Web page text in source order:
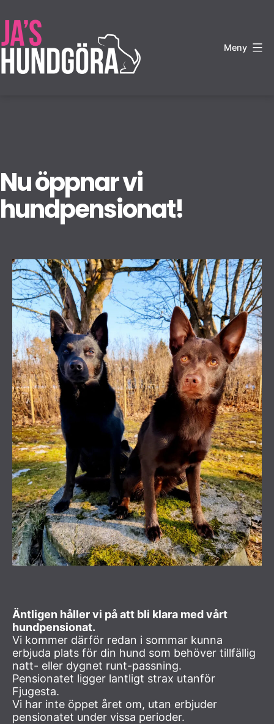
till
innehåll
Meny
Nu öppnar vi
hundpensionat!
Äntligen håller vi på att bli klara med vårt
hundpensionat.
Vi kommer därför redan i sommar kunna
erbjuda plats för din hund som behöver tillfällig
natt- eller dygnet runt-passning.
Pensionatet ligger lantligt strax utanför
Fjugesta.
Vi har inte öppet året om, utan erbjuder
pensionatet under vissa perioder.